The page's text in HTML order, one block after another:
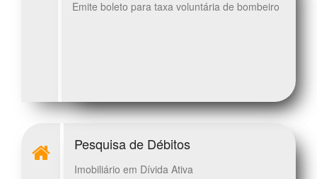
Emite boleto para taxa voluntária de bombeiro
Pesquisa de Débitos
Imobiliário em Dívida Ativa